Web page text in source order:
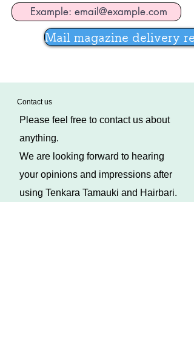
Mail magazine delivery
​Contact us
Please feel free to contact us about
anything.
​We are looking forward to hearing
your opinions and impressions after
using Tenkara Tamauki and Hairbari.